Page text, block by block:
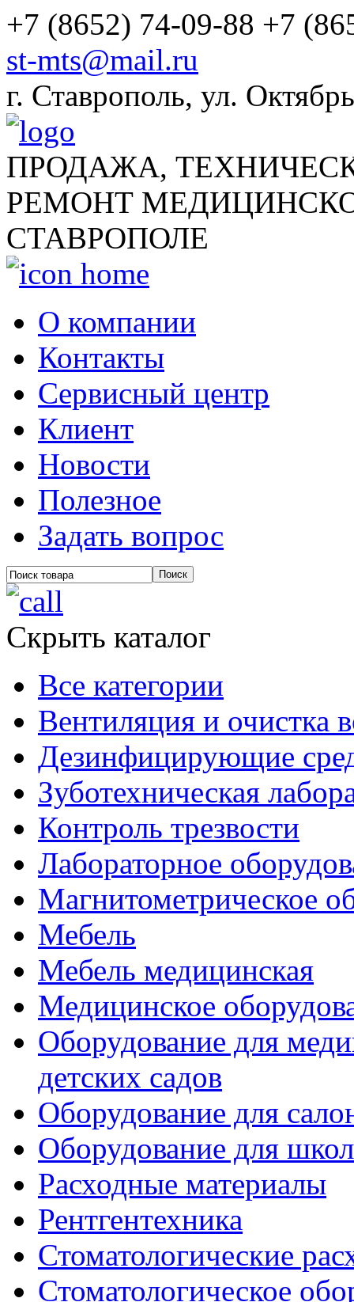
+7 (8652) 74-09-88 +7
st-mts@mail.ru
г. Ставрополь, ул.
ПРОДАЖА,
РЕМОНТ
СТАВРОПОЛЕ
О компании
Контакты
Сервисный центр
Клиент
Новости
Полезное
Задать вопрос
Скрыть каталог
Все категории
Вентиляция и очистка
Дезинфицирующие
Зуботехническая
Контроль трезвости
Лабораторное
Магнитометрическое
Мебель
Мебель медицинская
Медицинское
Оборудование для
детских садов
Оборудование для
Оборудование для
Расходные материалы
Рентгентехника
Стоматологические
Стоматологическое